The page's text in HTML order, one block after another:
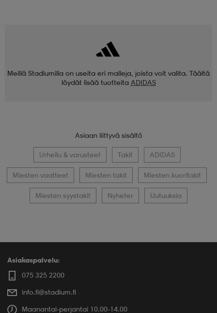
Meillä Stadiumilla on useita eri malleja, joista voit valita. Täältä
löydät lisää tuotteita ADIDAS
Asiaan liittyvä sisältö
Urheilu & varusteet Takit ADIDAS
Miesten vaatteet Miesten takit Miesten kuoritakit
Miesten syystakit Nyheter Uutuuksia
Asiakaspalvelu:
075 325 2200
info.fi@stadium.fi
Maanantai-perjantai 10.00-14.00